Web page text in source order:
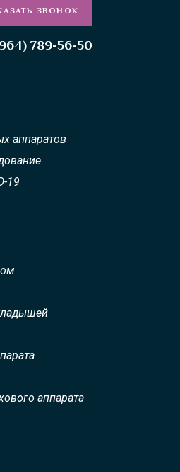
ЗВОНОК
789-56-50
аппаратов
19
аппарата